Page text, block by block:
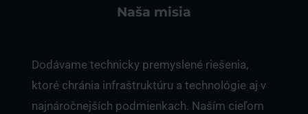
Naša misia
Dodávame technicky premyslené riešenia,
ktoré chránia infraštruktúru a technológie aj v
najnáročnejších podmienkach. Naším cieľom